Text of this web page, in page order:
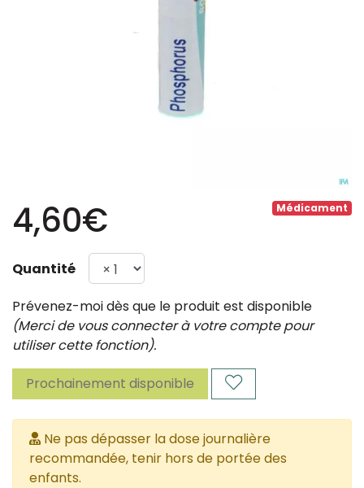
Médicament
4,60€
Quantité
Prévenez-moi dès que le produit est disponible
(Merci de vous connecter à votre compte pour
utiliser cette fonction).
Prochainement disponible
Ne pas dépasser la dose journalière
recommandée, tenir hors de portée des
enfants.